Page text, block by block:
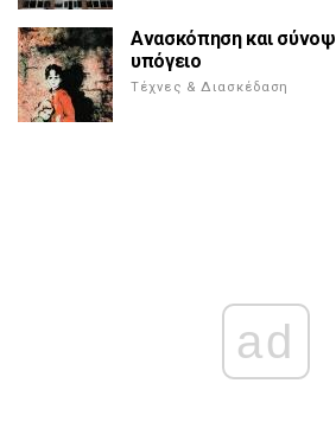
Ανασκόπηση και
υπόγειο
Τέχνες & Διασκέδαση
ad